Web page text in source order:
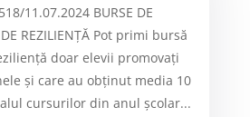
11.07.2024 BURSE DE
REZILIENȚĂ Pot primi bursă
doar elevii promovați
și care au obținut media 10
cursurilor din anul școlar...